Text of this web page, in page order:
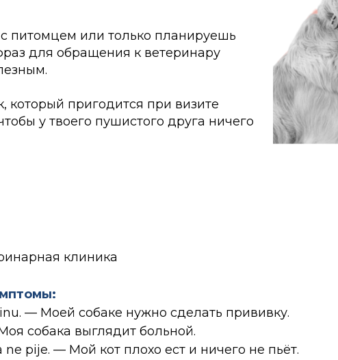
питомцем или только планируешь
для обращения к ветеринару
пригодится при визите
у твоего пушистого друга ничего
клиника
— Моей собаке нужно сделать прививку.
собака выглядит больной.
pije. — Мой кот плохо ест и ничего не пьёт.